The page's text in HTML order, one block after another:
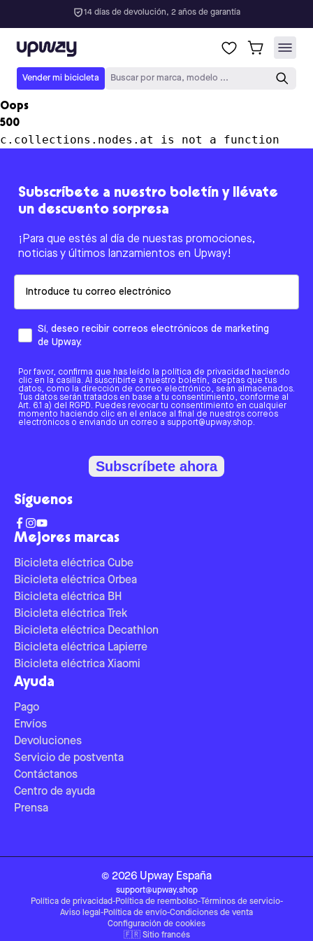
14 días de devolución, 2 años de garantía
Upway
Vender mi bicicleta Buscar por marca, modelo ...
Oops
500
c.collections.nodes.at is not a function
Mejores marcas
Bicicleta eléctrica Cube
Bicicleta eléctrica Orbea
Bicicleta eléctrica BH
Bicicleta eléctrica Trek
Bicicleta eléctrica Decathlon
Bicicleta eléctrica Lapierre
Bicicleta eléctrica Xiaomi
Ayuda
Pago
Envíos
Devoluciones
Servicio de postventa
Contáctanos
Centro de ayuda
Prensa
Subscríbete a nuestro boletín y llévate
un descuento sorpresa
¡Para que estés al día de nuestas promociones,
noticias y últimos lanzamientos en Upway!
Sí, deseo recibir correos electrónicos de marketing
de Upway.
Por favor, confirma que has leído la política de privacidad haciendo
clic en la casilla. Al suscribirte a nuestro boletín, aceptas que tus
datos, como la dirección de correo electrónico, sean almacenados.
Tus datos serán tratados en base a tu consentimiento, conforme al
Art. 6.1 a) del RGPD. Puedes revocar tu consentimiento en cualquier
momento haciendo clic en el enlace al final de nuestros correos
electrónicos o enviando un correo a support@upway.shop.
Subscríbete ahora
Síguenos
© 2026 Upway España
support@upway.shop
Política de privacidad-Política de reembolso-Términos de servicio-
Aviso legal -Política de envío-Condiciones de venta
Configuración de cookies
🇫🇷 Sitio francés